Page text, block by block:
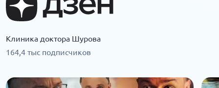
Клиника доктора Шурова
164,4 тыс подписчиков